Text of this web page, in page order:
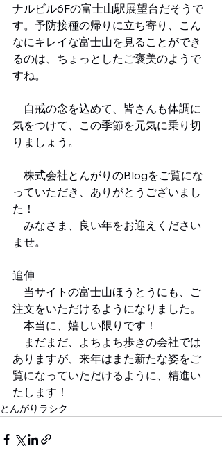
ナルビル6Fの富士山駅展望台だそうで
す。予防接種の帰りに立ち寄り、こん
なにキレイな富士山を見ることができ
るのは、ちょっとしたご褒美のようで
すね。
自戒の念を込めて、皆さんも体調に
気をつけて、この季節を元気に乗り切
りましょう。
株式会社とんがりのBlogをご覧にな
っていただき、ありがとうございまし
た！
みなさま、良い年をお迎えください
ませ。
追伸
当サイトの富士山ほうとうにも、ご
注文をいただけるようになりました。
本当に、嬉しい限りです！
まだまだ、よちよち歩きの会社では
ありますが、来年はまた新たな姿をご
覧になっていただけるように、精進い
たします！
とんがりラシク